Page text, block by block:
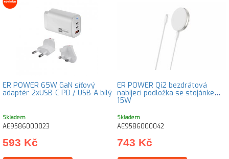
ER POWER 65W GaN síťový
adaptér 2xUSB-C PD / USB-A bílý
Skladem
AE9586000023
593 Kč
ER POWER Qi2 bezdrátová
nabíjecí podložka se stojánkem
15W
Skladem
AE9586000042
743 Kč